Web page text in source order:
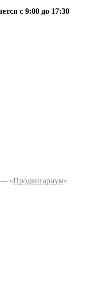
с 9:00 до 17:30
— «Продвигариум»